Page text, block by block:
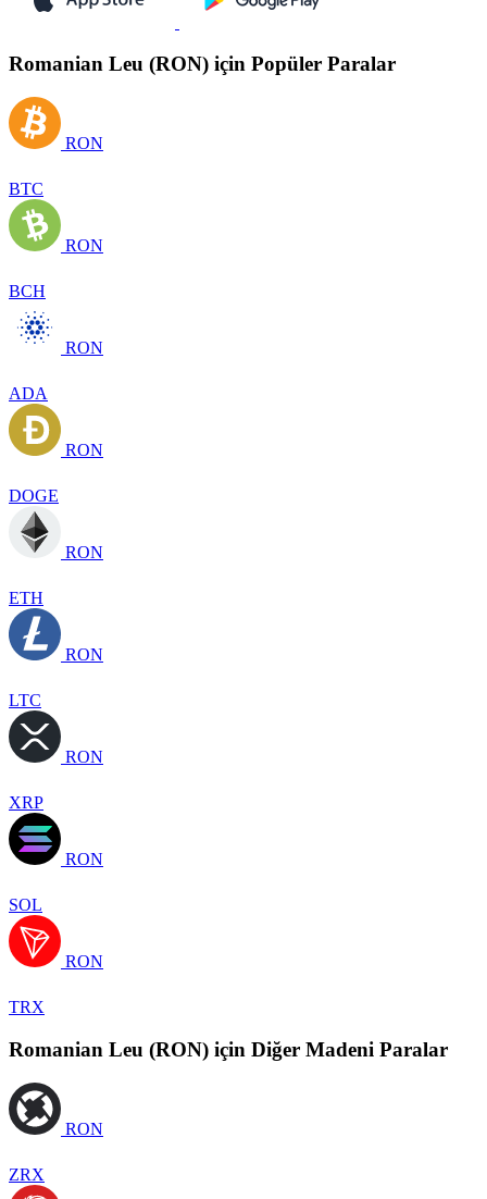
Romanian Leu (RON) için Popüler Paralar
RON
BTC
RON
BCH
RON
ADA
RON
DOGE
RON
ETH
RON
LTC
RON
XRP
RON
SOL
RON
TRX
Romanian Leu (RON) için Diğer Madeni Paralar
RON
ZRX